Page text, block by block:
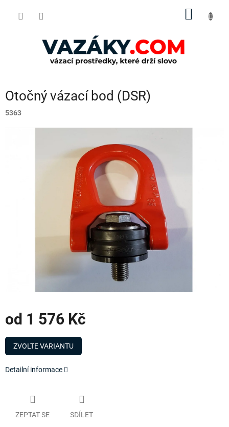
Otočný vázací bod (DSR)
5363
od 1 576 Kč
Měrná
cena:
ZVOLTE VARIANTU
Detailní informace
ZEPTAT SE SDÍLET